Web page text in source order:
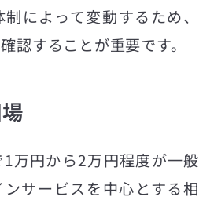
によって変動するため、
認することが重要です。
万円から2万円程度が一般
サービスを中心とする相